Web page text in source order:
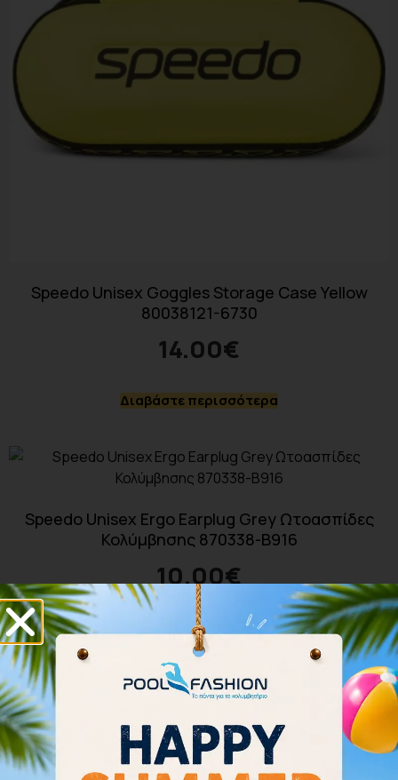
Speedo Unisex Goggles Storage Case Yellow
80038121-6730
14.00€
Διαβάστε περισσότερα
Speedo Unisex Ergo Earplug Grey Ωτοασπίδες
Κολύμβησης 870338-B916
10.00€
Προσθήκη στο καλάθι